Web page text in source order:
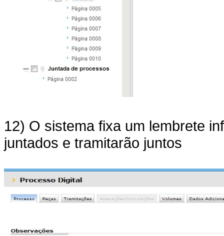
12) O sistema fixa um lembrete
juntados e tramitarão juntos